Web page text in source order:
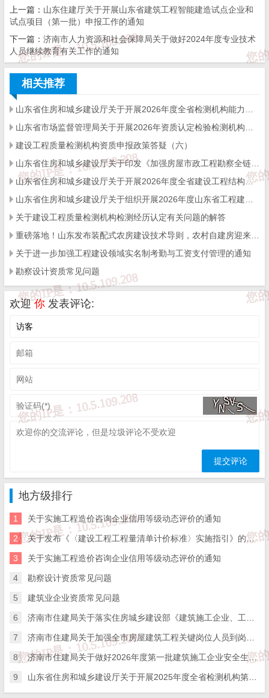
人，提高保险机构的积极性、主动性，现表扬中国平安财产保险股
等5名同志为优秀推荐个人。
希望受到表扬的单位和个人再接再励，为全市房屋建筑施工
领域安全生产责任保险高质量发展贡献力量。同时希望各保险机构
重视房屋建筑施工领域安全生产责任保险面临的实际问题，认真探
索提升事故预防服务质效的方法路径，以优质服务打造优质品牌，
为房屋建筑施工领域安全生产护航，为建设“强新优富美高”新时代
社会主义现代化强省会作出积极贡献。
附件：1.房屋建筑施工领域安全生产责任保险方案优秀推荐
单位
2.房屋建筑施工领域安全生产责任保险方案优秀推荐个人
房屋建筑施工领域安全生产责任保险方案
二、中国人民财产保险股份有限公司济南市分公司
三、江泰保险经纪股份有限公司济南分公司
房屋建筑施工领域安全生产责任保险方案
优秀推荐个人
郑栋栋 中国平安财产保险股份有限公司济南中心支公司
王 斌 中国平安财产保险股份有限公司济南中心支公司
上一篇： 山东住建厅关于开展山东省建筑工程智能建造试点企业和
试点项目（第一批）申报工作的通知
下一篇： 济南市人力资源和社会保障局关于做好2024年度专业技术
人员继续教育有关工作的通知
相关推荐
建设工程质量检测机构资质申报政策答疑（六）
山东省住房和城乡建设厅关于开展2026年度全省建设工程结构质量评价工作的通知
关于建设工程质量检测机构检测经历认定有关问题的解答
关于进一步加强工程建设领域实名制考勤与工资支付管理的通知
勘察设计资质常见问题
欢迎你 发表评论:
地方级排行
1 关于实施工程造价咨询企业信用等级动态评价的通知
2 关于发布《〈建设工程工程量清单计价标准〉实施指引》的通知
3 关于实施工程造价咨询企业信用等级动态评价的通知
4 勘察设计资质常见问题
5 建筑业企业资质常见问题
6 济南市住建局关于落实住房城乡建设部《建筑施工企业、工程项目安全生产管理机构设置及安全生产管理人员配备办法》的通知
7 济南市住建局关于加强全市房屋建筑工程关键岗位人员到岗履职数字化监管的通知
8 济南市住建局关于做好2026年度第一批建筑施工企业安全生产管理人员考试报名工作的通知
9 山东省住房和城乡建设厅关于开展2025年度全省检测机构第二次能力验证工作的通知